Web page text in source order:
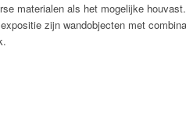
materialen als het mogelijke
zijn wandobjecten met